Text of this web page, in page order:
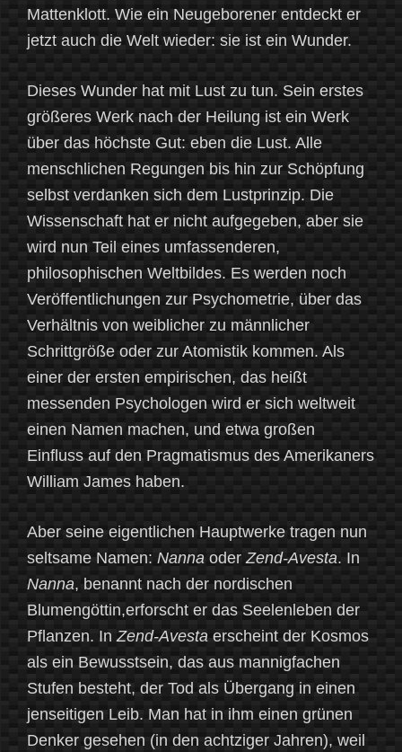
Mattenklott. Wie ein Neugeborener entdeckt er
jetzt auch die Welt wieder: sie ist ein Wunder.
Dieses Wunder hat mit Lust zu tun. Sein erstes
größeres Werk nach der Heilung ist ein Werk
über das höchste Gut: eben die Lust. Alle
menschlichen Regungen bis hin zur Schöpfung
selbst verdanken sich dem Lustprinzip. Die
Wissenschaft hat er nicht aufgegeben, aber sie
wird nun Teil eines umfassenderen,
philosophischen Weltbildes. Es werden noch
Veröffentlichungen zur Psychometrie, über das
Verhältnis von weiblicher zu männlicher
Schrittgröße oder zur Atomistik kommen. Als
einer der ersten empirischen, das heißt
messenden Psychologen wird er sich weltweit
einen Namen machen, und etwa großen
Einfluss auf den Pragmatismus des Amerikaners
William James haben.
Aber seine eigentlichen Hauptwerke tragen nun
seltsame Namen: Nanna oderZend-Avesta. In
Nanna, benannt nach der nordischen
Blumengöttin,erforscht er das Seelenleben der
Pflanzen. InZend-Avesta erscheint der Kosmos
als ein Bewusstsein, das aus mannigfachen
Stufen besteht, der Tod als Übergang in einen
jenseitigen Leib. Man hat in ihm einen grünen
Denker gesehen (in den achtziger Jahren), weil